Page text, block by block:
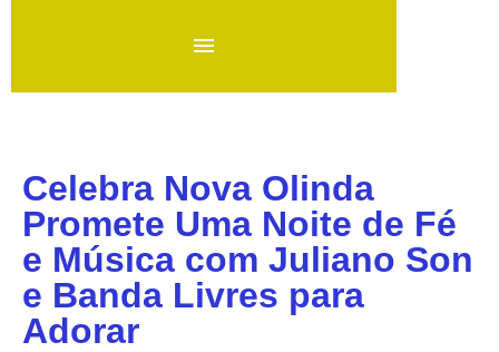
menu
Celebra Nova Olinda
Promete Uma Noite de Fé
e Música com Juliano Son
e Banda Livres para
Adorar